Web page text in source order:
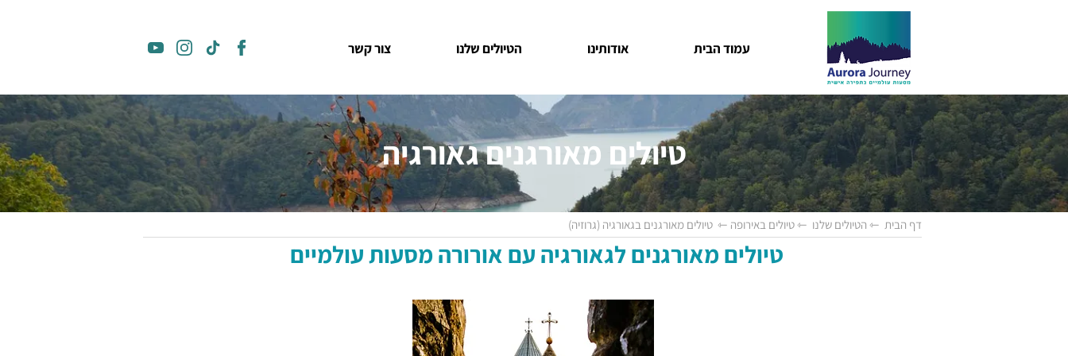
עמוד הבית אודותינו הטיולים שלנו צור קשר
טיולים מאורגנים גאורגיה
דף הבית ⇽ הטיולים שלנו ⇽ טיולים באירופה ⇽ טיולים מאורגנים בגאורגיה (גרוזיה)
טיולים מאורגנים לגאורגיה עם אורורה מסעות עולמיים